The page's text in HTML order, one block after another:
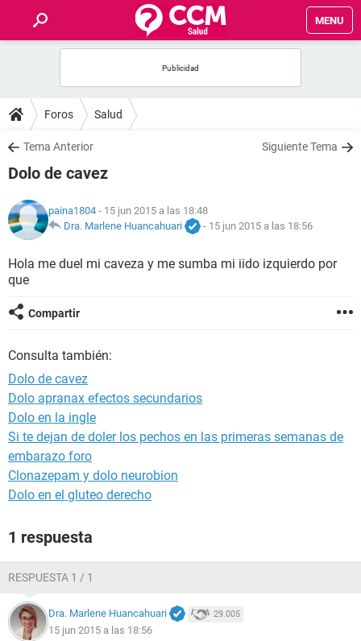
MENU
FOROS
SALUD
NUTRICIÓN
BIENESTAR
SEXUALIDAD
GLOSARIO
Foros Salud
Tema Anterior Siguiente Tema
Dolo de cavez
paina1804 - 15 jun 2015 a las 18:48
Dra. Marlene Huancahuari
- 15 jun 2015 a las 18:56
Hola me duel mi caveza y me sumba mi iido izquierdo por
que
Compartir
Consulta también:
Dolo de cavez
Dolo apranax efectos secundarios
Dolo en la ingle
Si te dejan de doler los pechos en las primeras semanas de
embarazo foro
Clonazepam y dolo neurobion
Dolo en el gluteo derecho
1 respuesta
RESPUESTA 1 / 1
Dra. Marlene Huancahuari 29.005
15 jun 2015 a las 18:56